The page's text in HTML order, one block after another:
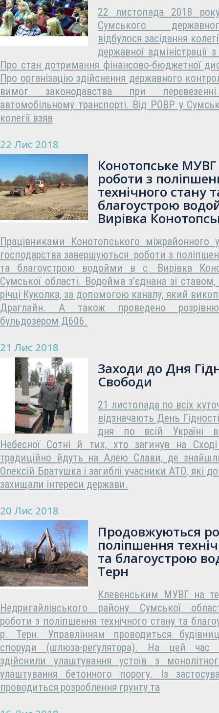
22 листопада 2018
Сумського
відбулося засідання
державної
Про стан дотримання фінансово-бюджетної
Про організацію здійснення державного
вимог законодавства при
автомобільному транспорті. Від РОВР у
колегії взяв
22 Лис 2018
Конотопське
роботи з
технічного стану
благоустрою
Вирівка
Працівниками Конотопського міжрайонного
господарства завершуються роботи з
та благоустрою водойми в с. Вирівка
Сумської області. Водойма з’єднана зі
річці Куколка, за допомогою каналу, який
Драглайн. А також проведено
бульдозером Д606.
21 Лис 2018
Заходи до Дня
Свободи
21 листопада по всіх
відзначають День
дня по всій Україні
Небесної Сотні й тих, хто загинув на
традиційно йдуть на Алею Слави, де
Олексій Братушка і загиблі учасники АТО, які
захищали інтереси держави.
20 Лис 2018
Продовжуються
поліпшення
та благоустрою
Терн
Клевенським МУВГ на
Недригайлівського району Сумської
роботи з поліпшення технічного стану та
р. Терн. Управлінням проводиться
споруди (шлюза-регулятора). На цей час
здійснили улаштування устоїв з
улаштування бетонного порогу. Із
проводиться розроблення грунту та